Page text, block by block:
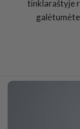
tinklaraštyje